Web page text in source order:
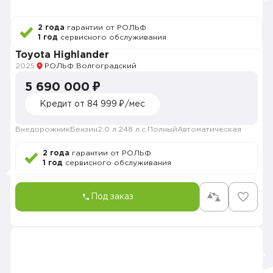
2 года гарантии от РОЛЬФ
1 год сервисного обслуживания
Toyota Highlander
2025 РОЛЬФ Волгоградский
5 690 000 ₽
Кредит от 84 999 ₽/мес
Внедорожник Бензин2.0 л. 248 л.с. ПолныйАвтоматическая
2 года гарантии от РОЛЬФ
1 год сервисного обслуживания
Под заказ